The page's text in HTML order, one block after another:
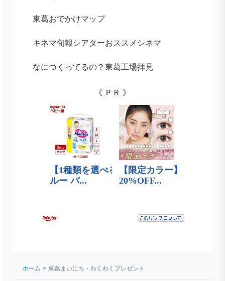
東葛おでかけマップ
キネマ旬報シアターおススメシネマ
なにつくってるの？東葛工場拝見
《 ＰＲ 》
ホーム 東葛まいにち・わくわくプレゼント